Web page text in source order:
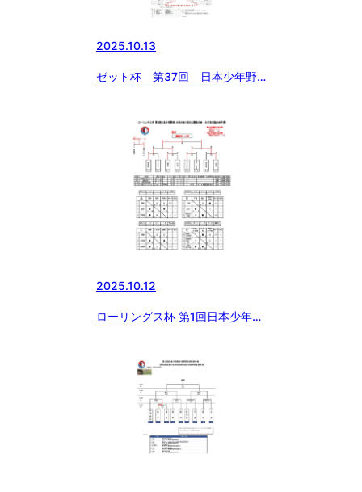
2025.10.13
ゼット杯 第37回 日本少年野
2025.10.12
ローリングス杯 第1回日本少年野